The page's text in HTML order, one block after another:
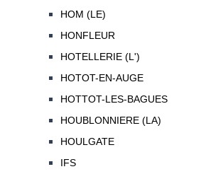
HOM (LE)
HONFLEUR
HOTELLERIE (L')
HOTOT-EN-AUGE
HOTTOT-LES-BAGUES
HOUBLONNIERE (LA)
HOULGATE
IFS